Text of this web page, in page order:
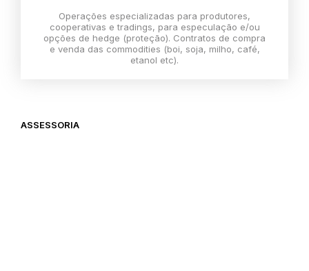
Operações especializadas para produtores,
cooperativas e tradings, para especulação e/ou
opções de hedge (proteção). Contratos de compra
e venda das commodities (boi, soja, milho, café,
etanol etc).
ASSESSORIA